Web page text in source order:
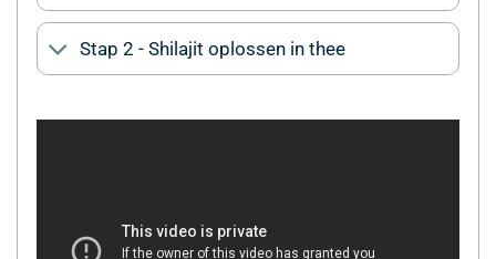
Stap 2 - Shilajit oplossen in thee